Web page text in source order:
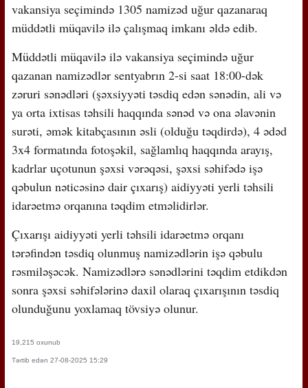
vakansiya seçimində 1305 namizəd uğur qazanaraq
müddətli müqavilə ilə çalışmaq imkanı əldə edib.
Müddətli müqavilə ilə vakansiya seçimində uğur
qazanan namizədlər sentyabrın 2-si saat 18:00-dək
zəruri sənədləri (şəxsiyyəti təsdiq edən sənədin, ali və
ya orta ixtisas təhsili haqqında sənəd və ona əlavənin
surəti, əmək kitabçasının əsli (olduğu təqdirdə), 4 ədəd
3x4 formatında fotoşəkil, sağlamlıq haqqında arayış,
kadrlar uçotunun şəxsi vərəqəsi, şəxsi səhifədə işə
qəbulun nəticəsinə dair çıxarış) aidiyyəti yerli təhsili
idarəetmə orqanına təqdim etməlidirlər.
Çıxarışı aidiyyəti yerli təhsili idarəetmə orqanı
tərəfindən təsdiq olunmuş namizədlərin işə qəbulu
rəsmiləşəcək. Namizədlərə sənədlərini təqdim etdikdən
sonra şəxsi səhifələrinə daxil olaraq çıxarışının təsdiq
olunduğunu yoxlamaq tövsiyə olunur.
19,215 oxunub
Tərtib edən 27-08-2025 15:29